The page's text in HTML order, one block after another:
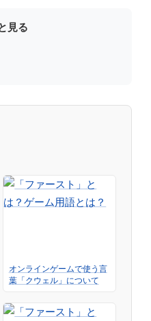
見る
オンラインゲームで使う言
葉「クウェル」について